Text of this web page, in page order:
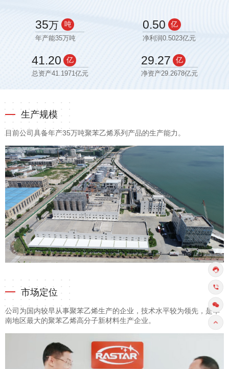
35万
吨
年产能35万吨
0.50
亿
净利润0.5023亿元
41.20
亿
总资产41.1971亿元
29.27
亿
净资产29.2678亿元
生产规模
目前公司具备年产35万吨聚苯乙烯系列产品的生产能力。
市场定位
公司为国内较早从事聚苯乙烯生产的企业，技术水平较为领先，是华
南地区最大的聚苯乙烯高分子新材料生产企业。